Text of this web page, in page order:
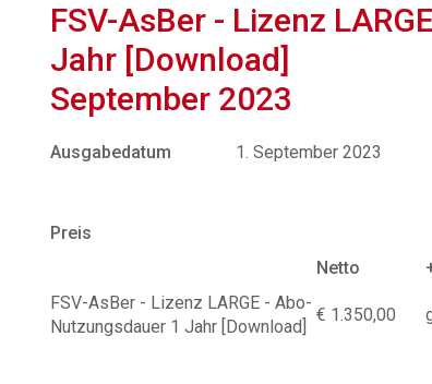
FSV-AsBer - Lizenz
Jahr [Download]
September 2023
Ausgabedatum 1. September 2023
Preis
Netto
FSV-AsBer - Lizenz LARGE - Abo-
Nutzungsdauer 1 Jahr [Download]
€ 1.350,00